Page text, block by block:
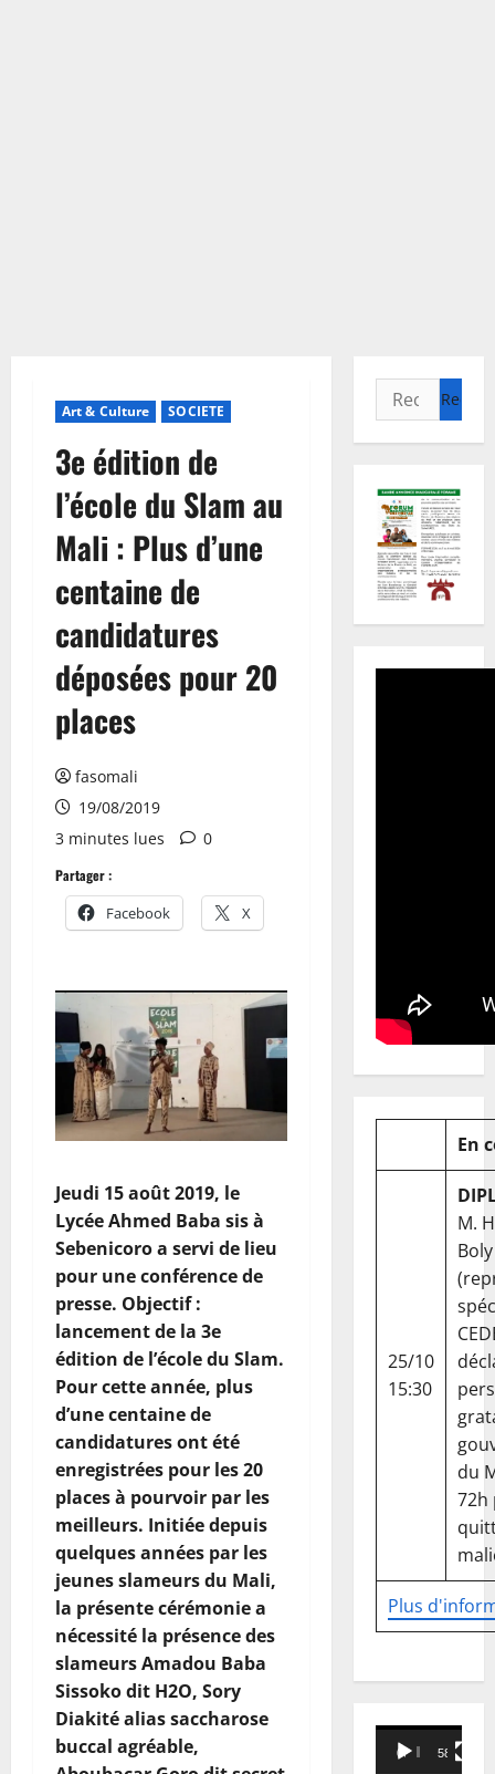
Art & Culture SOCIETE
3e édition de
l’école du Slam au
Mali : Plus d’une
centaine de
candidatures
déposées pour 20
places
fasomali
19/08/2019
3 minutes lues
0
Partager :
Facebook X
Jeudi 15 août 2019, le
Lycée Ahmed Baba sis à
Sebenicoro a servi de lieu
pour une conférence de
presse. Objectif :
lancement de la 3e
édition de l’école du Slam.
Pour cette année, plus
d’une centaine de
candidatures ont été
enregistrées pour les 20
places à pourvoir par les
meilleurs. Initiée depuis
quelques années par les
jeunes slameurs du Mali,
la présente cérémonie a
nécessité la présence des
slameurs Amadou Baba
Sissoko dit H2O, Sory
Diakité alias saccharose
buccal agréable,
Rechercher :
En
Plus
25/10
15:30
M.
Boly
du
72h
Lecteur
vidéo
00:00 58:18